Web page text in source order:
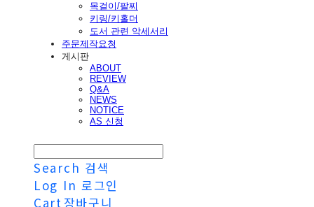
목걸이/팔찌
키링/키홀더
도서 관련 악세서리
주문제작요청
게시판
ABOUT
REVIEW
Q&A
NEWS
NOTICE
AS 신청
Search 검색
Log In 로그인
Cart 장바구니